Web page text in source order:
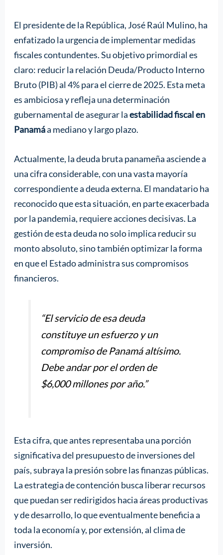
El presidente de la República, José Raúl Mulino, ha
enfatizado la urgencia de implementar medidas
fiscales contundentes. Su objetivo primordial es
claro: reducir la relación Deuda/Producto Interno
Bruto (PIB) al 4% para el cierre de 2025. Esta meta
es ambiciosa y refleja una determinación
gubernamental de asegurar laestabilidad fiscal en
Panamáa mediano y largo plazo.
Actualmente, la deuda bruta panameña asciende a
una cifra considerable, con una vasta mayoría
correspondiente a deuda externa. El mandatario ha
reconocido que esta situación, en parte exacerbada
por la pandemia, requiere acciones decisivas. La
gestión de esta deuda no solo implica reducir su
monto absoluto, sino también optimizar la forma
en que el Estado administra sus compromisos
financieros.
“El servicio de esa deuda
constituye un esfuerzo y un
compromiso de Panamá altísimo.
Debe andar por el orden de
$6,000 millones por año.”
Esta cifra, que antes representaba una porción
significativa del presupuesto de inversiones del
país, subraya la presión sobre las finanzas públicas.
La estrategia de contención busca liberar recursos
que puedan ser redirigidos hacia áreas productivas
y de desarrollo, lo que eventualmente beneficia a
toda la economía y, por extensión, al clima de
inversión.